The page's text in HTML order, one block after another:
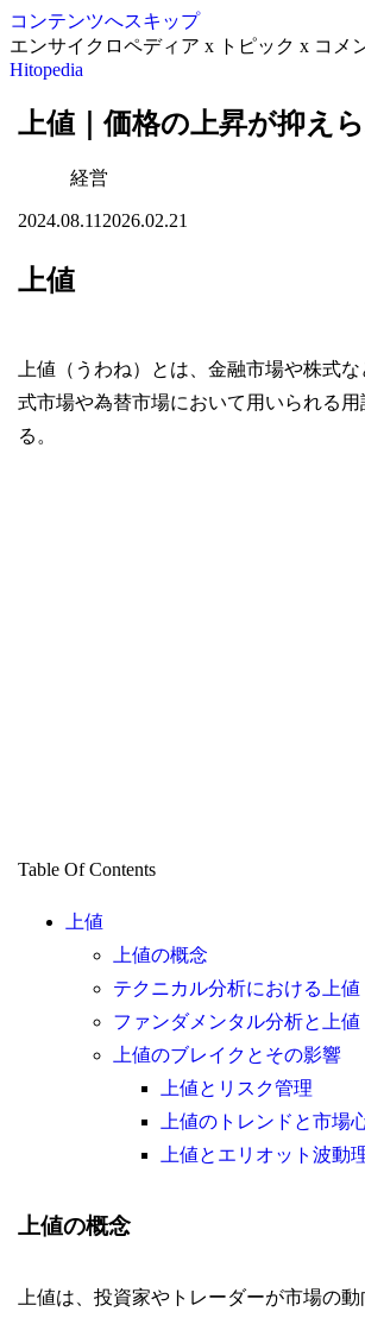
コンテンツへスキップ
エンサイクロペディア x トピック x コメ
Hitopedia
上値｜価格の上昇が抑え
経営
2024.08.11 2026.02.21
上値
上値（うわね）とは、金融市場や株式
式市場や為替市場において用いられる
る。
Table Of Contents
上値
上値の概念
テクニカル分析における上値
ファンダメンタル分析と上値
上値のブレイクとその影響
上値とリスク管理
上値のトレンドと市場
上値とエリオット波動
上値の概念
上値は、投資家やトレーダーが市場の